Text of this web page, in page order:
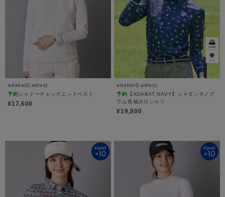
adabat(Ladies)
予約シャドーチェックニットベスト
¥17,600
adabat(Ladies)
予約 【ADABAT NAVY】シャダンモノグ
ラム長袖ポロシャツ
¥19,800